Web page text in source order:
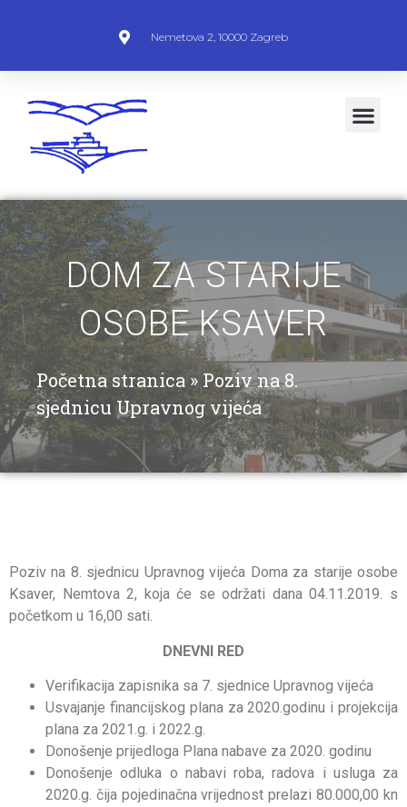
Nemetova 2, 10000 Zagreb
DOM ZA STARIJE
OSOBE KSAVER
Početna stranica»Poziv na 8.
sjednicu Upravnog vijeća
Poziv na 8. sjednicu Upravnog vijeća Doma za starije osobe
Ksaver, Nemtova 2, koja će se održati dana 04.11.2019. s
početkom u 16,00 sati.
DNEVNI RED
Verifikacija zapisnika sa 7. sjednice Upravnog vijeća
Usvajanje financijskog plana za 2020.godinu i projekcija
plana za 2021.g. i 2022.g.
Donošenje prijedloga Plana nabave za 2020. godinu
Donošenje odluka o nabavi roba, radova i usluga za
2020.g. čija pojedinačna vrijednost prelazi 80.000,00 kn